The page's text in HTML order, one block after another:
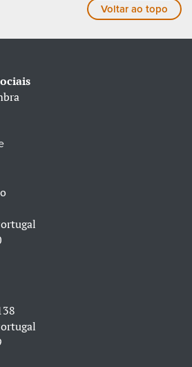
Voltar ao topo